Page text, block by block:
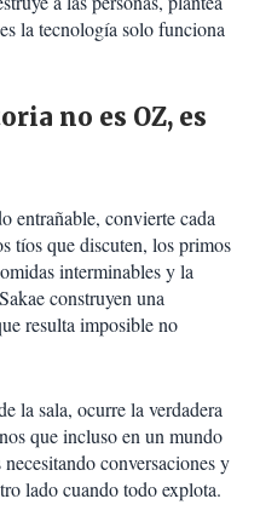
la tecnología solo funciona
no es OZ, es
entrañable, convierte cada
tíos que discuten, los primos
interminables y la
construyen una
resulta imposible no
la sala, ocurre la verdadera
que incluso en un mundo
conversaciones y
lado cuando todo explota.